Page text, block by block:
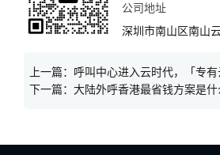
公司地址
深圳市南山区南山
上一篇： 呼叫中心进入云时代，「专有
下一篇： 大陆外呼香港最省钱方案是